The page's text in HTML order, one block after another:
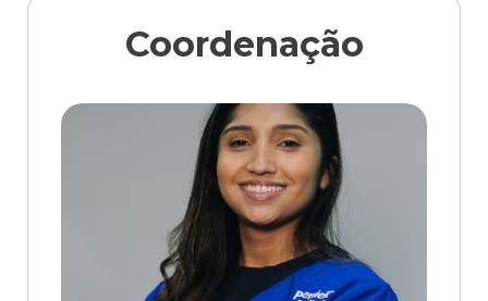
Coordenação